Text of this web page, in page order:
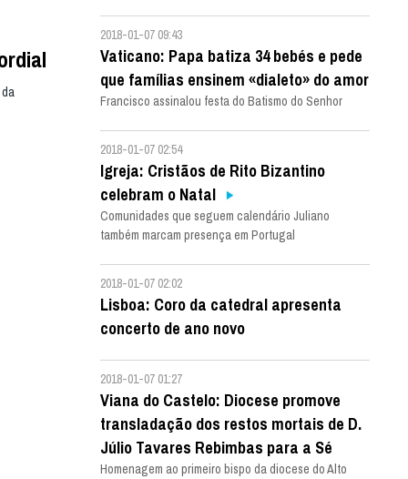
2018-01-07 09:43
Vaticano: Papa batiza 34 bebés e pede
que famílias ensinem «dialeto» do amor
Francisco assinalou festa do Batismo do Senhor
2018-01-07 02:54
Igreja: Cristãos de Rito Bizantino
celebram o Natal
Comunidades que seguem calendário Juliano
também marcam presença em Portugal
2018-01-07 02:02
Lisboa: Coro da catedral apresenta
concerto de ano novo
2018-01-07 01:27
Viana do Castelo: Diocese promove
transladação dos restos mortais de D.
Júlio Tavares Rebimbas para a Sé
Homenagem ao primeiro bispo da diocese do Alto